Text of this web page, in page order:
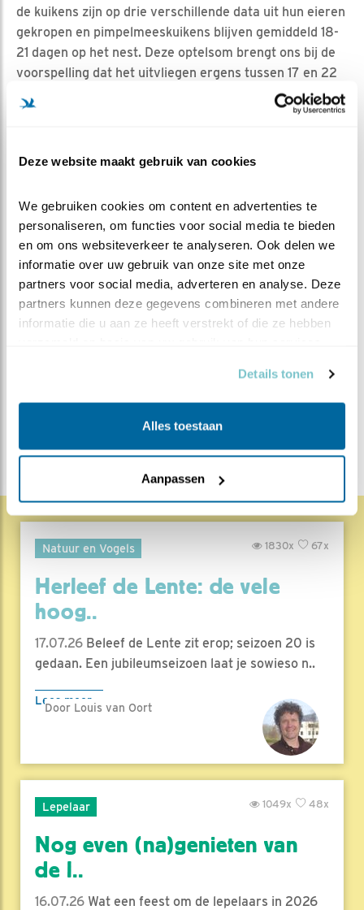
Deze website maakt gebruik van cookies
We gebruiken cookies om content en advertenties te
personaliseren, om functies voor social media te bieden
en om ons websiteverkeer te analyseren. Ook delen we
informatie over uw gebruik van onze site met onze
partners voor social media, adverteren en analyse. Deze
partners kunnen deze gegevens combineren met andere
informatie die u aan ze heeft verstrekt of die ze hebben
Details tonen
Alles toestaan
Aanpassen
de kuikens zijn op drie verschillende data uit hun eieren
gekropen en pimpelmeeskuikens blijven gemiddeld 18-
21 dagen op het nest. Deze optelsom brengt ons bij de
voorspelling dat het uitvliegen ergens tussen 17 en 22
mei zal gebeuren. Dat is bijna de hele volgende week
haha!
wat meer groeien: hun slagpennen zijn nu nog niet
worden en de mondhoekplooi (in de ‘mondhoeken’ van
de snavels) moet zich nog terugtrekken. En natuurlijk
zullen de kuikens hun vleugels moeten gaan
uitproberen door veel vleugeloefeningen en actief
gefladder in de nestkast. Blijf vooral kijken, over een
(kleine) week zijn ze waarschijnlijk weg!
Bewaar deze blog
Natuur en Vogels 67x
1830x
Herleef de Lente: de vele
hoog..
17.07.26 Beleef de Lente zit erop; seizoen 20 is
gedaan. Een jubileumseizoen laat je sowieso n..
Lees meer
Door Louis van Oort
Lepelaar 48x
1049x
Nog even (na)genieten van
de l..
16.07.26 Wat een feest om de lepelaars in 2026